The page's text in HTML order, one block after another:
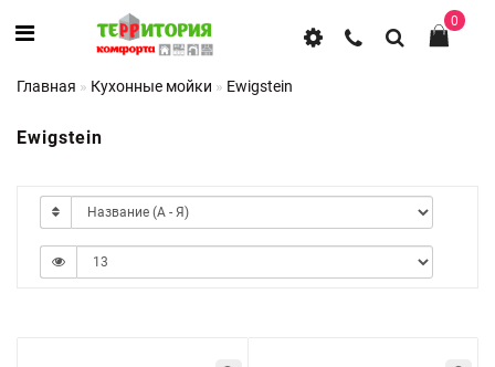
0
Главная Кухонные мойки Ewigstein
Ewigstein